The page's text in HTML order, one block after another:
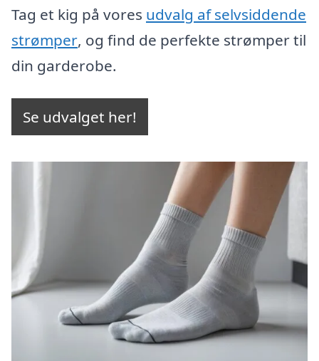
Tag et kig på vores udvalg af selvsiddende
strømper, og find de perfekte strømper til
din garderobe.
Se udvalget her!